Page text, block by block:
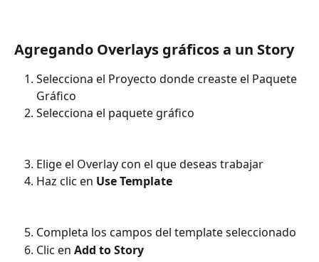
Agregando Overlays gráficos a un Story
Selecciona el Proyecto donde creaste el Paquete
Gráfico
Selecciona el paquete gráfico
Elige el Overlay con el que deseas trabajar
Haz clic en Use Template
Completa los campos del template seleccionado
Clic en Add to Story